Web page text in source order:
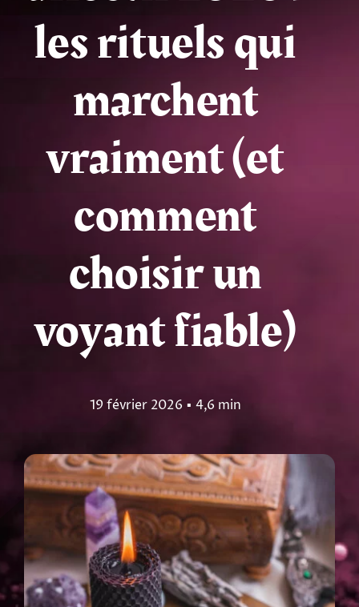
Tarots
Blog
les rituels qui
marchent
vraiment (et
comment
choisir un
voyant fiable)
19 février 2026 ▪ 4,6 min